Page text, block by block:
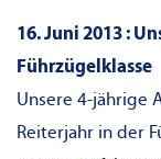
16. Juni 2013 :
Führzügelklasse
Unsere 4-jährige
Reiterjahr in der